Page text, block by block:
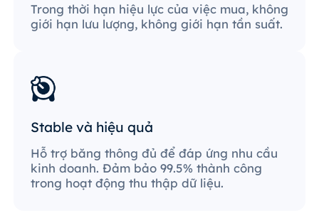
Trong thời hạn hiệu lực của việc mua, không
giới hạn lưu lượng, không giới hạn tần suất.
Stable và hiệu quả
Hỗ trợ băng thông đủ để đáp ứng nhu cầu
kinh doanh. Đảm bảo 99.5% thành công
trong hoạt động thu thập dữ liệu.